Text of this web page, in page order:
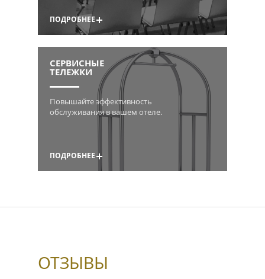
ПОДРОБНЕЕ
СЕРВИСНЫЕ
ТЕЛЕЖКИ
ПОДРОБНЕЕ
Повышайте эффективность
обслуживания в вашем отеле.
ОТЗЫВЫ